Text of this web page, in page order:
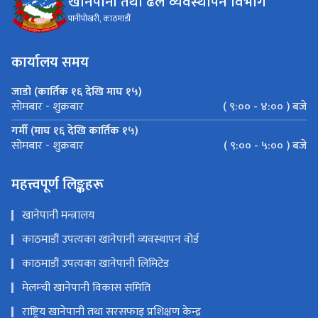
पानीपोखरी, काठमाडौं
कार्यालय समय
जाडो (कार्तिक १६ देखि माघ १५)
सोमबार - शुक्रबार
( ९:०० - ४:०० ) बजे
गर्मी (माघ १६ देखि कार्तिक १५)
सोमबार - शुक्रबार ( ९:०० - ५:०० ) बजे
महत्त्वपूर्ण लिङ्कहरू
खानेपानी मन्त्रालय
काठमाडौं उपत्यका खानेपानी व्यवस्थापन वोर्ड
काठमाडौं उपत्यका खानेपानी लिमिटेड
मेलम्ची खानेपानी विकास समिति
राष्ट्रिय खानेपानी तथा सरसफाइ प्रशिक्षण केन्द्र